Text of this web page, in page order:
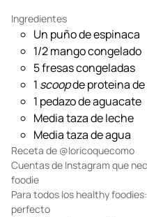
Ingredientes
Un puño de espinaca
1/2 mango congelado
5 fresas congeladas
1 scoopde proteina
1 pedazo de aguacate
Media taza de leche
Media taza de agua
Receta de @loricoquecomo
Cuentas de Instagram que
foodie
Para todos los healthy
perfecto